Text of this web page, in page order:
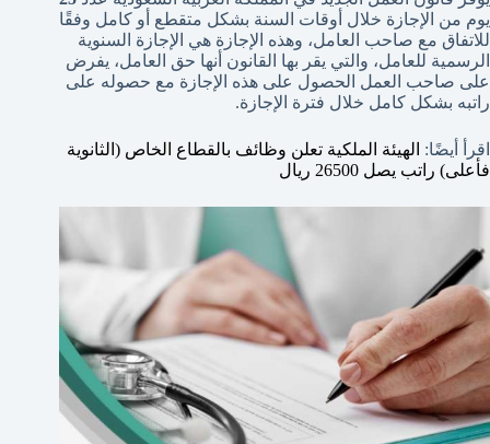
يوم من الإجازة خلال أوقات السنة بشكل متقطع أو كامل وفقًا
للاتفاق مع صاحب العامل، وهذه الإجازة هي الإجازة السنوية
الرسمية للعامل، والتي يقر بها القانون أنها حق العامل، يفرض
على صاحب العمل الحصول على هذه الإجازة مع حصوله على
راتبه بشكل كامل خلال فترة الإجازة.
اقرأ أيضًا: الهيئة الملكية تعلن وظائف بالقطاع الخاص (الثانوية
فأعلى) راتب يصل 26500 ريال